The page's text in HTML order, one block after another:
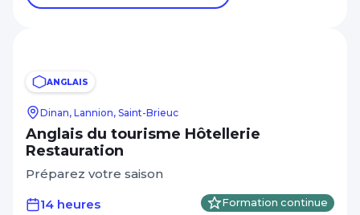
ANGLAIS
Dinan, Lannion, Saint-Brieuc
Anglais du tourisme Hôtellerie
Restauration
Préparez votre saison
14 heures
Formation continue